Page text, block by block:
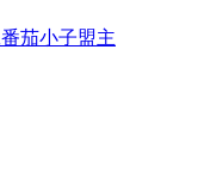
番茄小子盟主